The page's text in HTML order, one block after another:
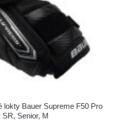
lokty Bauer Supreme F50 Pro
SR, Senior, M